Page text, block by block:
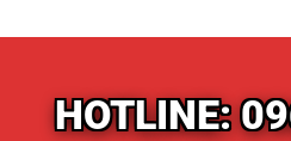
HOTLINE: